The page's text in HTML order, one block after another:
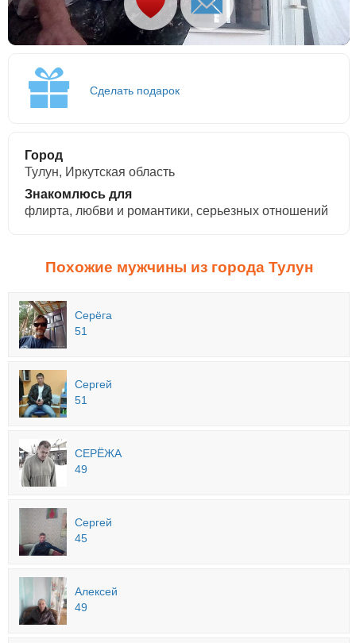
Сделать подарок
Город
Тулун, Иркутская область
Знакомлюсь для
флирта, любви и романтики, cерьезных отношений
Похожие мужчины из города Тулун
Серёга
51
Сергей
51
СЕРЁЖА
49
Сергей
45
Алексей
49